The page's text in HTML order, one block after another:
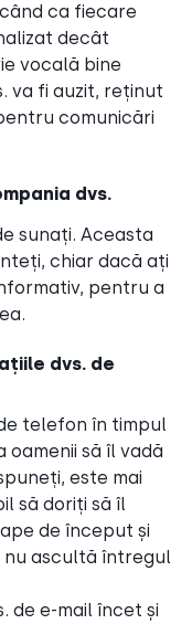
ca fiecare
decât
vocală bine
va fi auzit, reținut
comunicări
dvs.
sunați. Aceasta
chiar dacă ați
pentru a
dvs. de
telefon în timpul
oamenii să îl vadă
este mai
să doriți să îl
de început și
nu ascultă întregul
de e-mail încet și